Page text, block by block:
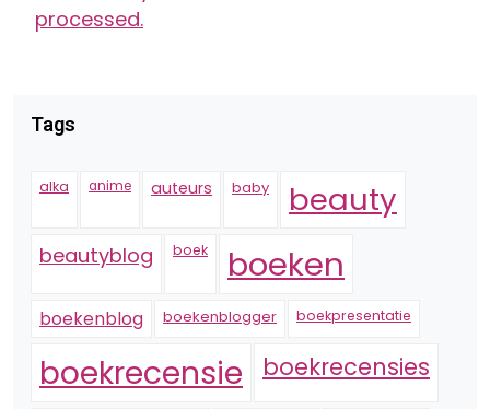
processed.
Tags
alka anime auteurs baby beauty
beautyblog boek boeken
boekenblog boekenblogger boekpresentatie
boekrecensie boekrecensies